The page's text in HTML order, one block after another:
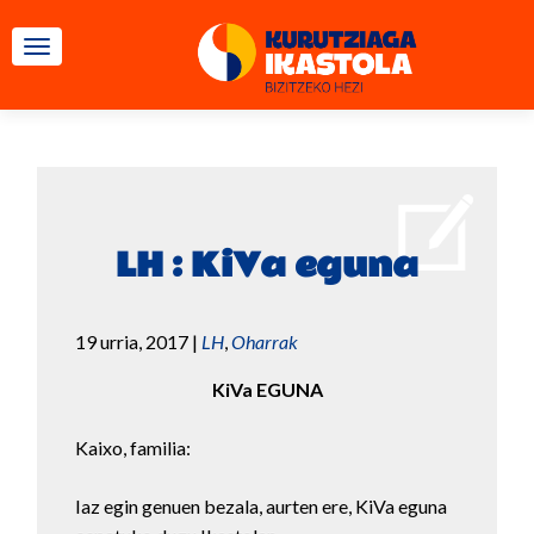
TOGGLE NAVIGATION
LH : KiVa eguna
19 urria, 2017 | LH,Oharrak
KiVa EGUNA
Kaixo, familia:
Iaz egin genuen bezala, aurten ere, KiVa eguna